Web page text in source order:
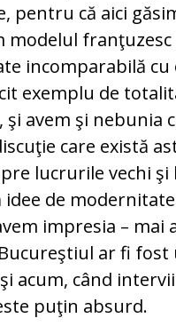
pentru că aici
modelul
incomparabilă
exemplu de
avem şi nebunia
care există
lucrurile vechi
idee de
impresia – mai
ar fi
acum, când
puţin absurd.